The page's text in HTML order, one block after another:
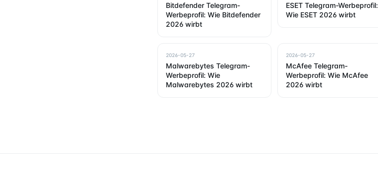
Bitdefender Telegram-
Werbeprofil: Wie Bitdefender
2026 wirbt
ESET Telegram-Werbeprofil:
Wie ESET 2026 wirbt
2026-05-27
Malwarebytes Telegram-
Werbeprofil: Wie
Malwarebytes 2026 wirbt
2026-05-27
McAfee Telegram-
Werbeprofil: Wie McAfee
2026 wirbt